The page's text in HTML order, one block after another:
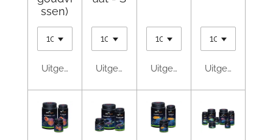
ssen)
UitgeschakeldUitgeschakeldUitgeschakeldUitgeschakeld